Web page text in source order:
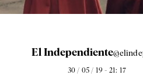
El Independiente
30 / 05 / 19 - 21: 17